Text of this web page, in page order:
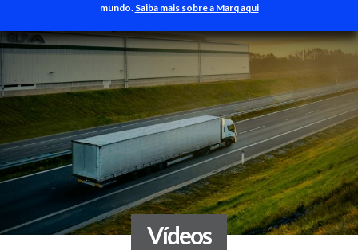
mundo. Saiba mais sobre a Marq aqui
Vídeos